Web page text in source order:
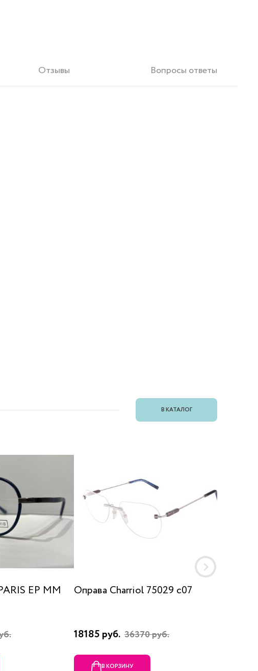
Отзывы Вопросы ответы
В КАТАЛОГ
EP MM
Оправа Charriol 75029 c07
18185 руб. 36370 руб.
В КОРЗИНУ